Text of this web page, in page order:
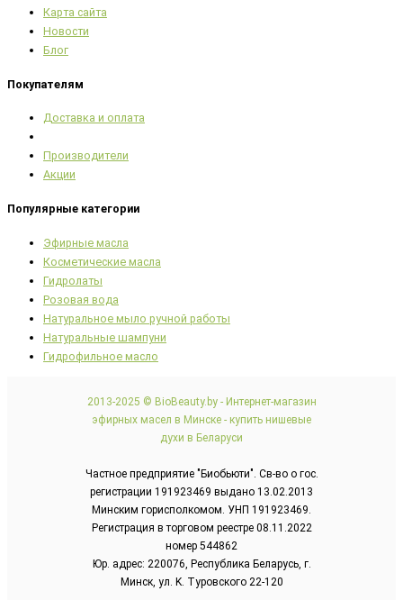
Карта сайта
Новости
Блог
Покупателям
Доставка и оплата
Производители
Акции
Популярные категории
Эфирные масла
Косметические масла
Гидролаты
Розовая вода
Натуральное мыло ручной работы
Натуральные шампуни
Гидрофильное масло
2013-2025 © BioBeauty.by - Интернет-магазин
эфирных масел в Минске - купить нишевые
духи в Беларуси
Частное предприятие "Биобьюти". Св-во о гос.
регистрации 191923469 выдано 13.02.2013
Минским горисполкомом. УНП 191923469.
Регистрация в торговом реестре 08.11.2022
номер 544862
Юр. адрес: 220076, Республика Беларусь, г.
Минск, ул. K. Туровского 22-120